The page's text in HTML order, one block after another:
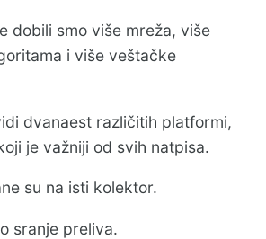
dobili smo više mreža, više
i više veštačke
dvanaest različitih platformi,
je važniji od svih natpisa.
su na isti kolektor.
sranje preliva.